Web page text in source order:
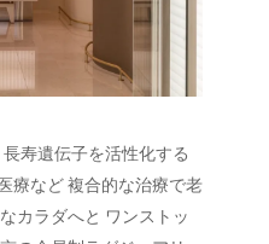
寿遺伝子を活性化する
療など 複合的な治療で老
カラダへと ワンストッ